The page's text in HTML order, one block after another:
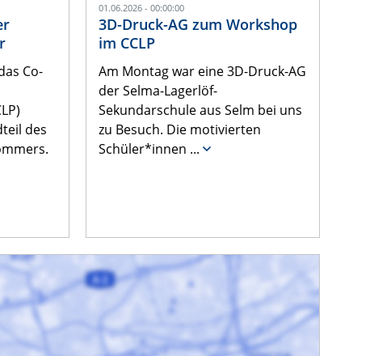
Co-
des
01.06.2026 - 00:00:00
3D-Druck-AG zum Workshop
im CCLP
Am Montag war eine 3D-Druck-AG
der Selma-Lagerlöf-
Sekundarschule aus Selm bei uns
zu Besuch. Die motivierten
Schüler*innen ...